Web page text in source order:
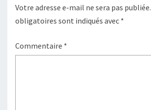
Votre adresse e-mail ne sera pas publiée.
obligatoires sont indiqués avec *
Commentaire *